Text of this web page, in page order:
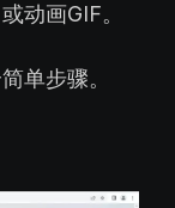
动画GIF。
单步骤。